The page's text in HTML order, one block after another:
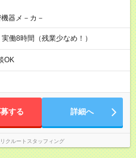
器メ－カ－
働8時間（残業少なめ！）
OK
する 詳細へ
クルートスタッフィング